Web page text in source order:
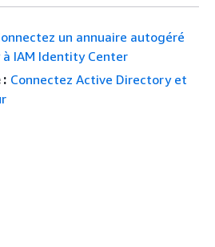
un annuaire autogéré
IAM Identity Center
: Connectez Active Directory et